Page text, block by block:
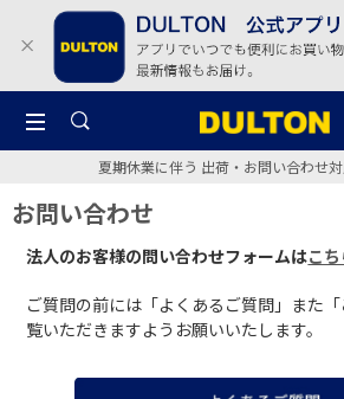
夏期休業に伴う 出荷・お問い合わせ
お問い合わせ
法人のお客様の問い合わせフォームはこち
ご質問の前には「よくあるご質問」また
覧いただきますようお願いいたします。